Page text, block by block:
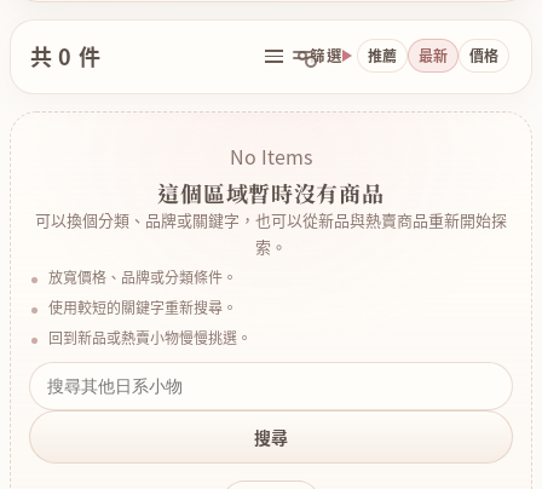
共 0 件 篩選 推薦 最新 價格
No Items
這個區域暫時沒有商品
可以換個分類、品牌或關鍵字，也可以從新品與熱賣商品重新開始探
索。
放寬價格、品牌或分類條件。
使用較短的關鍵字重新搜尋。
回到新品或熱賣小物慢慢挑選。
搜尋